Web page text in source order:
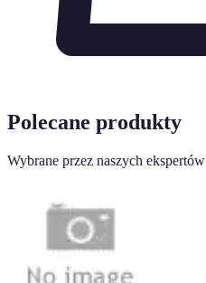
Polecane produkty
Wybrane przez naszych ekspertów